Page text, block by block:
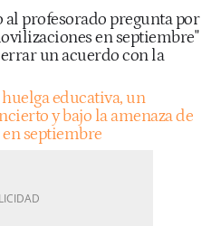
profesorado pregunta por
en septiembre"
un acuerdo con la
huelga educativa, un
y bajo la amenaza de
septiembre